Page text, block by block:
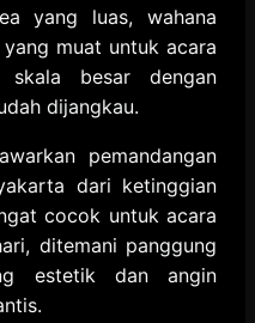
yang luas, wahana
yang muat untuk acara
skala besar dengan
dijangkau.
pemandangan
dari ketinggian
cocok untuk acara
ditemani panggung
estetik dan angin